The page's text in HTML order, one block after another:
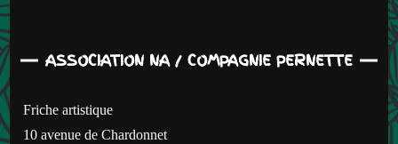
ASSOCIATION NA / COMPAGNIE PERNETTE
Friche artistique
10 avenue de Chardonnet